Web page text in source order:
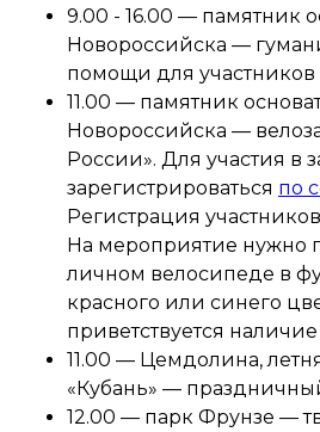
9.00 - 16.00 — памятник
Новороссийска —
помощи для
11.00 — памятник
Новороссийска —
России». Для участия в
зарегистрироваться по
Регистрация
На мероприятие нужно
личном велосипеде в
красного или синего
приветствуется
11.00 — Цемдолина,
«Кубань» —
12.00 — парк Фрунзе —